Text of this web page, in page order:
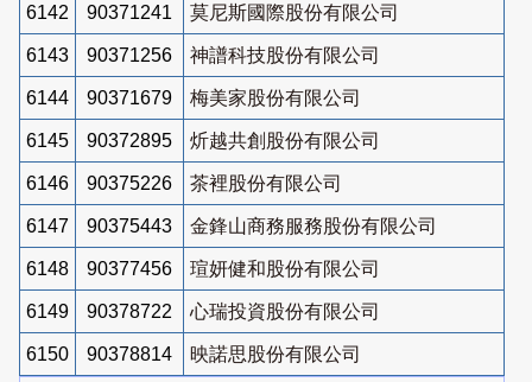
6142 90371241 莫尼斯國際股份有限公司
6143 90371256 神譜科技股份有限公司
6144 90371679 梅美家股份有限公司
6145 90372895 炘越共創股份有限公司
6146 90375226 茶裡股份有限公司
6147 90375443 金鋒山商務服務股份有限公司
6148 90377456 瑄妍健和股份有限公司
6149 90378722 心瑞投資股份有限公司
6150 90378814
映諾思股份有限公司